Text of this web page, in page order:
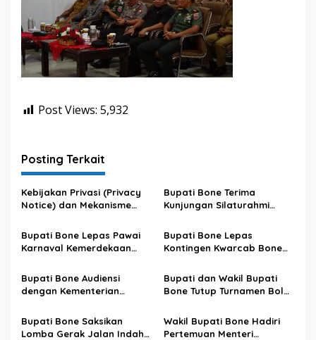
Post Views: 5,932
Posting Terkait
Kebijakan Privasi (Privacy
Notice) dan Mekanisme
Data pada Portal Bone
Satu Data
Bupati Bone Terima
Kunjungan Silaturahmi
XIV/Hasanuddin
Bupati Bone Lepas Pawai
Karnaval Kemerdekaan
Sambut HUT ke-81 RI
Bupati Bone Lepas
Kontingen Kwarcab Bone
XII Tahun 2026
Bupati Bone Audiensi
dengan Kementerian
Penataan Kawasan Hutan
untuk Kepastian Hak Tanah
Bupati dan Wakil Bupati
Bone Tutup Turnamen Bola
Tambah Bonus Rp10 Juta
untuk Para Juara
Bupati Bone Saksikan
Lomba Gerak Jalan Indah
Wakil Bupati Bone Hadiri
Pertemuan Menteri